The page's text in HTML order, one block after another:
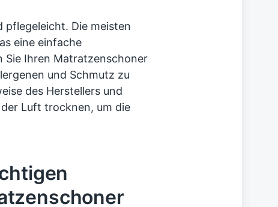
pflegeleicht. Die meisten
eine einfache
Sie Ihren Matratzenschoner
und Schmutz zu
des Herstellers und
Luft trocknen, um die